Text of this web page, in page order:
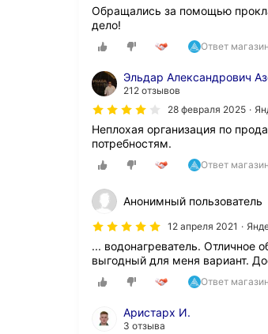
Обращались за помощью
дело!
Ответ
Эльдар Александрович
212 отзывов
28 февраля 2025
Неплохая организация по
потребностям.
Ответ
Анонимный пользователь
12 апреля 2021
... водонагреватель. Отличное
выгодный для меня вариант.
Ответ
Аристарх И.
3 отзыва